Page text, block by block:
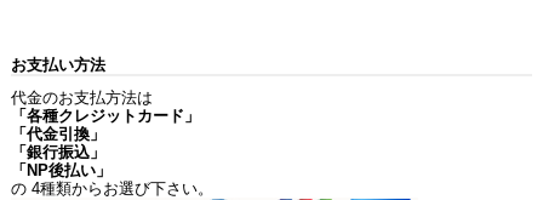
お支払い方法
代金のお支払方法は
「各種クレジットカード」
「代金引換」
「銀行振込」
「NP後払い」
の 4種類からお選び下さい。